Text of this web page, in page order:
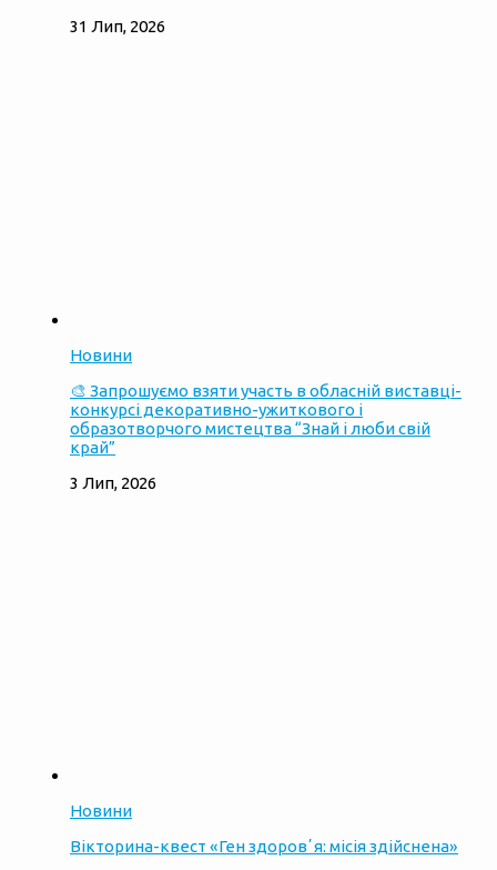
31 Лип, 2026
Новини
🎨 Запрошуємо взяти участь в обласній виставці-
конкурсі декоративно-ужиткового і
образотворчого мистецтва “Знай і люби свій
край”
3 Лип, 2026
Новини
Вікторина-квест «Ген здоровʼя: місія здійснена»